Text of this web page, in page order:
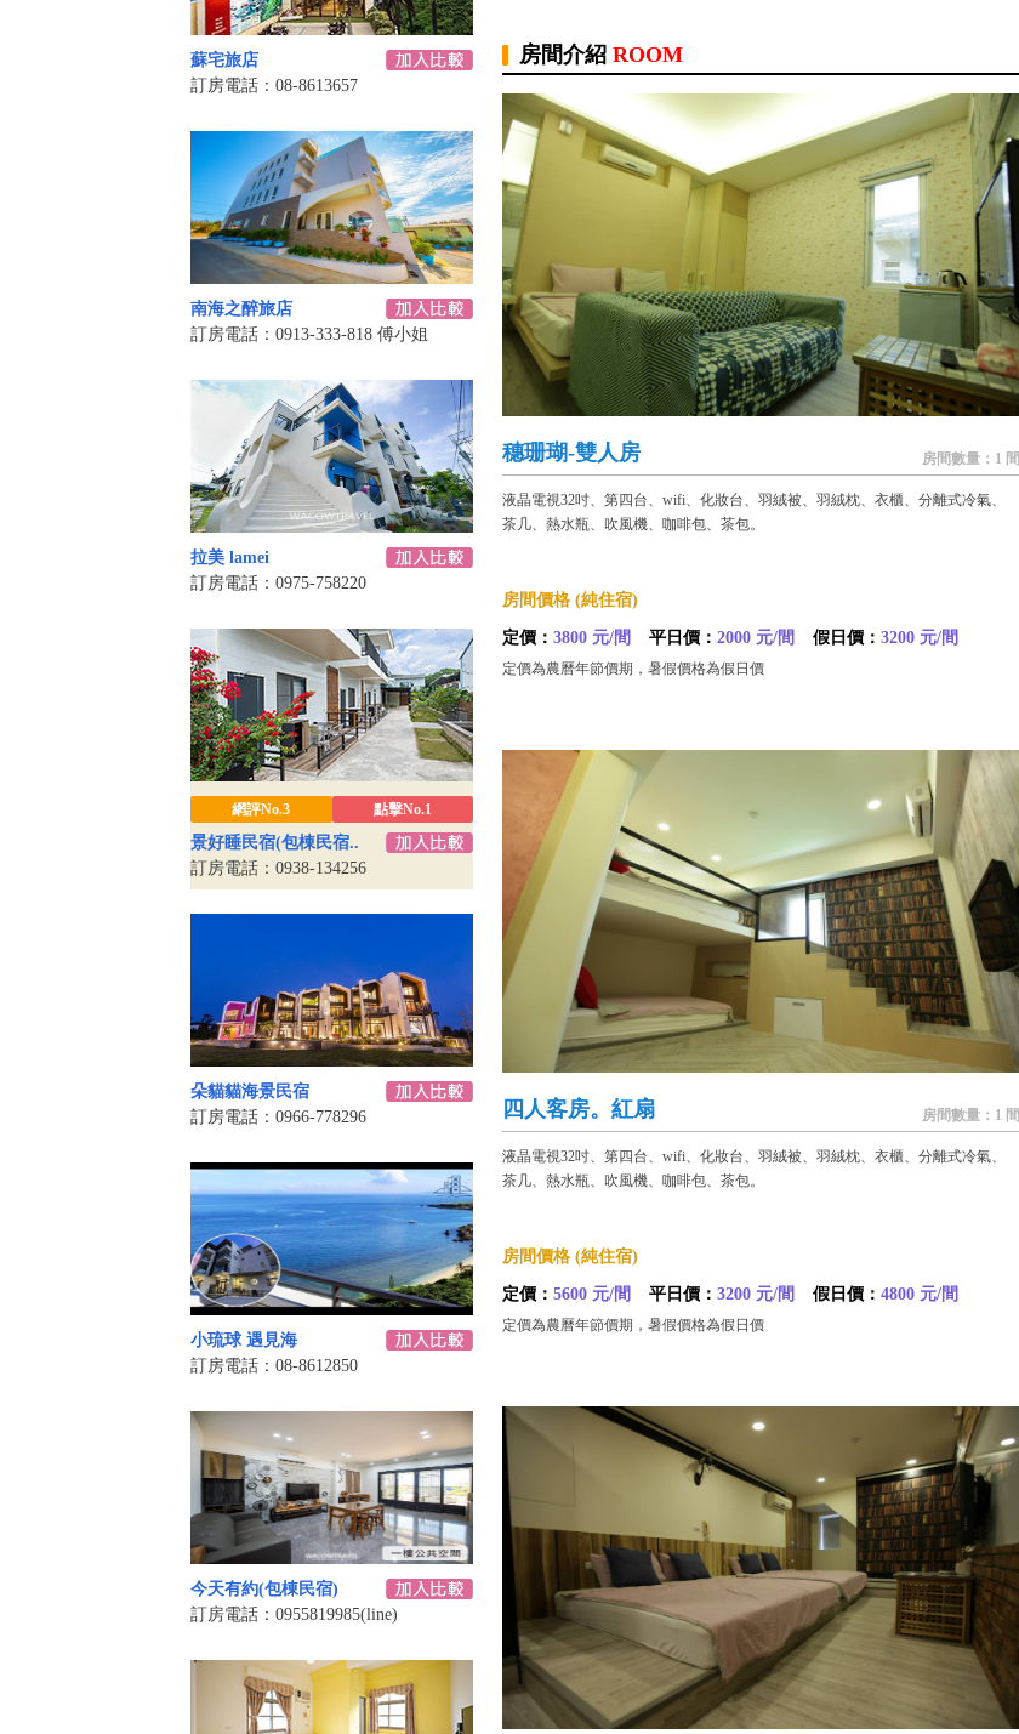
蘇宅旅店
訂房電話：08-8613657
南海之醉旅店
訂房電話：0913-333-818 傅小姐
拉美 lamei
訂房電話：0975-758220
網評No.3 點擊No.1
景好睡民宿(包棟民宿..
訂房電話：0938-134256
朵貓貓海景民宿
訂房電話：0966-778296
小琉球 遇見海
訂房電話：08-8612850
今天有約(包棟民宿)
訂房電話：0955819985(line)
房間介紹 ROOM
穗珊瑚-雙人房 房間數量：1 間
液晶電視32吋、第四台、wifi、化妝台、羽絨被、羽絨枕、衣櫃、分離式冷氣、
茶几、熱水瓶、吹風機、咖啡包、茶包。
房間價格 (純住宿)
定價： 3800 元/間 平日價： 2000 元/間 假日價： 3200 元/間
定價為農曆年節價期，暑假價格為假日價
四人客房。紅扇 房間數量：1 間
液晶電視32吋、第四台、wifi、化妝台、羽絨被、羽絨枕、衣櫃、分離式冷氣、
茶几、熱水瓶、吹風機、咖啡包、茶包。
房間價格 (純住宿)
定價： 5600 元/間 平日價： 3200 元/間 假日價： 4800 元/間
定價為農曆年節價期，暑假價格為假日價